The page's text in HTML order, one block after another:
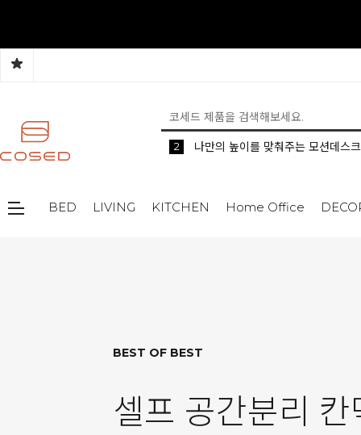
5 생활 속 편리한 이동식 사이드 테이
1 공간분리 인테리어의 시작 파티션
2 나만의 높이를 맞춰주는 모션데스크
BED LIVING KITCHEN Home Office
BEST OF BEST
셀프 공간분리